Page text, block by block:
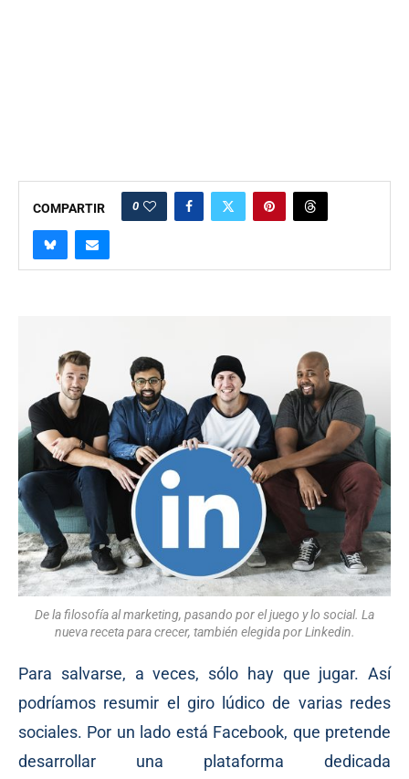
COMPARTIR 0
De la filosofía al marketing, pasando por el juego y lo social. La
nueva receta para crecer, también elegida por Linkedin.
Para salvarse, a veces, sólo hay que jugar. Así
podríamos resumir el giro lúdico de varias redes
sociales. Por un lado está Facebook, que pretende
desarrollar una plataforma dedicada